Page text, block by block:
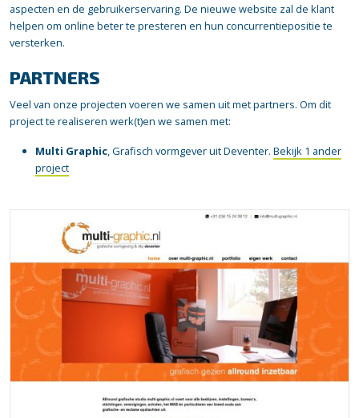
aspecten en de gebruikerservaring. De nieuwe website zal de klant
helpen om online beter te presteren en hun concurrentiepositie te
versterken.
PARTNERS
Veel van onze projecten voeren we samen uit met partners. Om dit
project te realiseren werk(t)en we samen met:
Multi Graphic, Grafisch vormgever uit Deventer. Bekijk 1 ander
project